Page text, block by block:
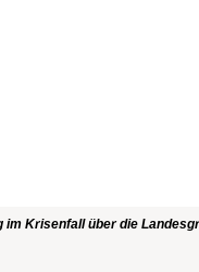
Krisenfall über die